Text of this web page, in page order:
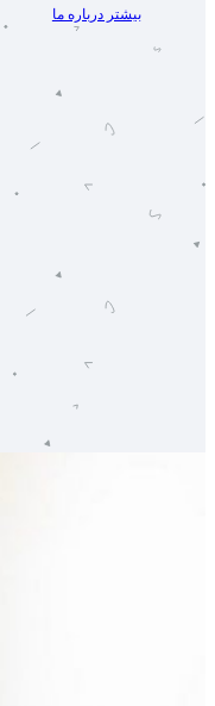
بیشتر درباره ما